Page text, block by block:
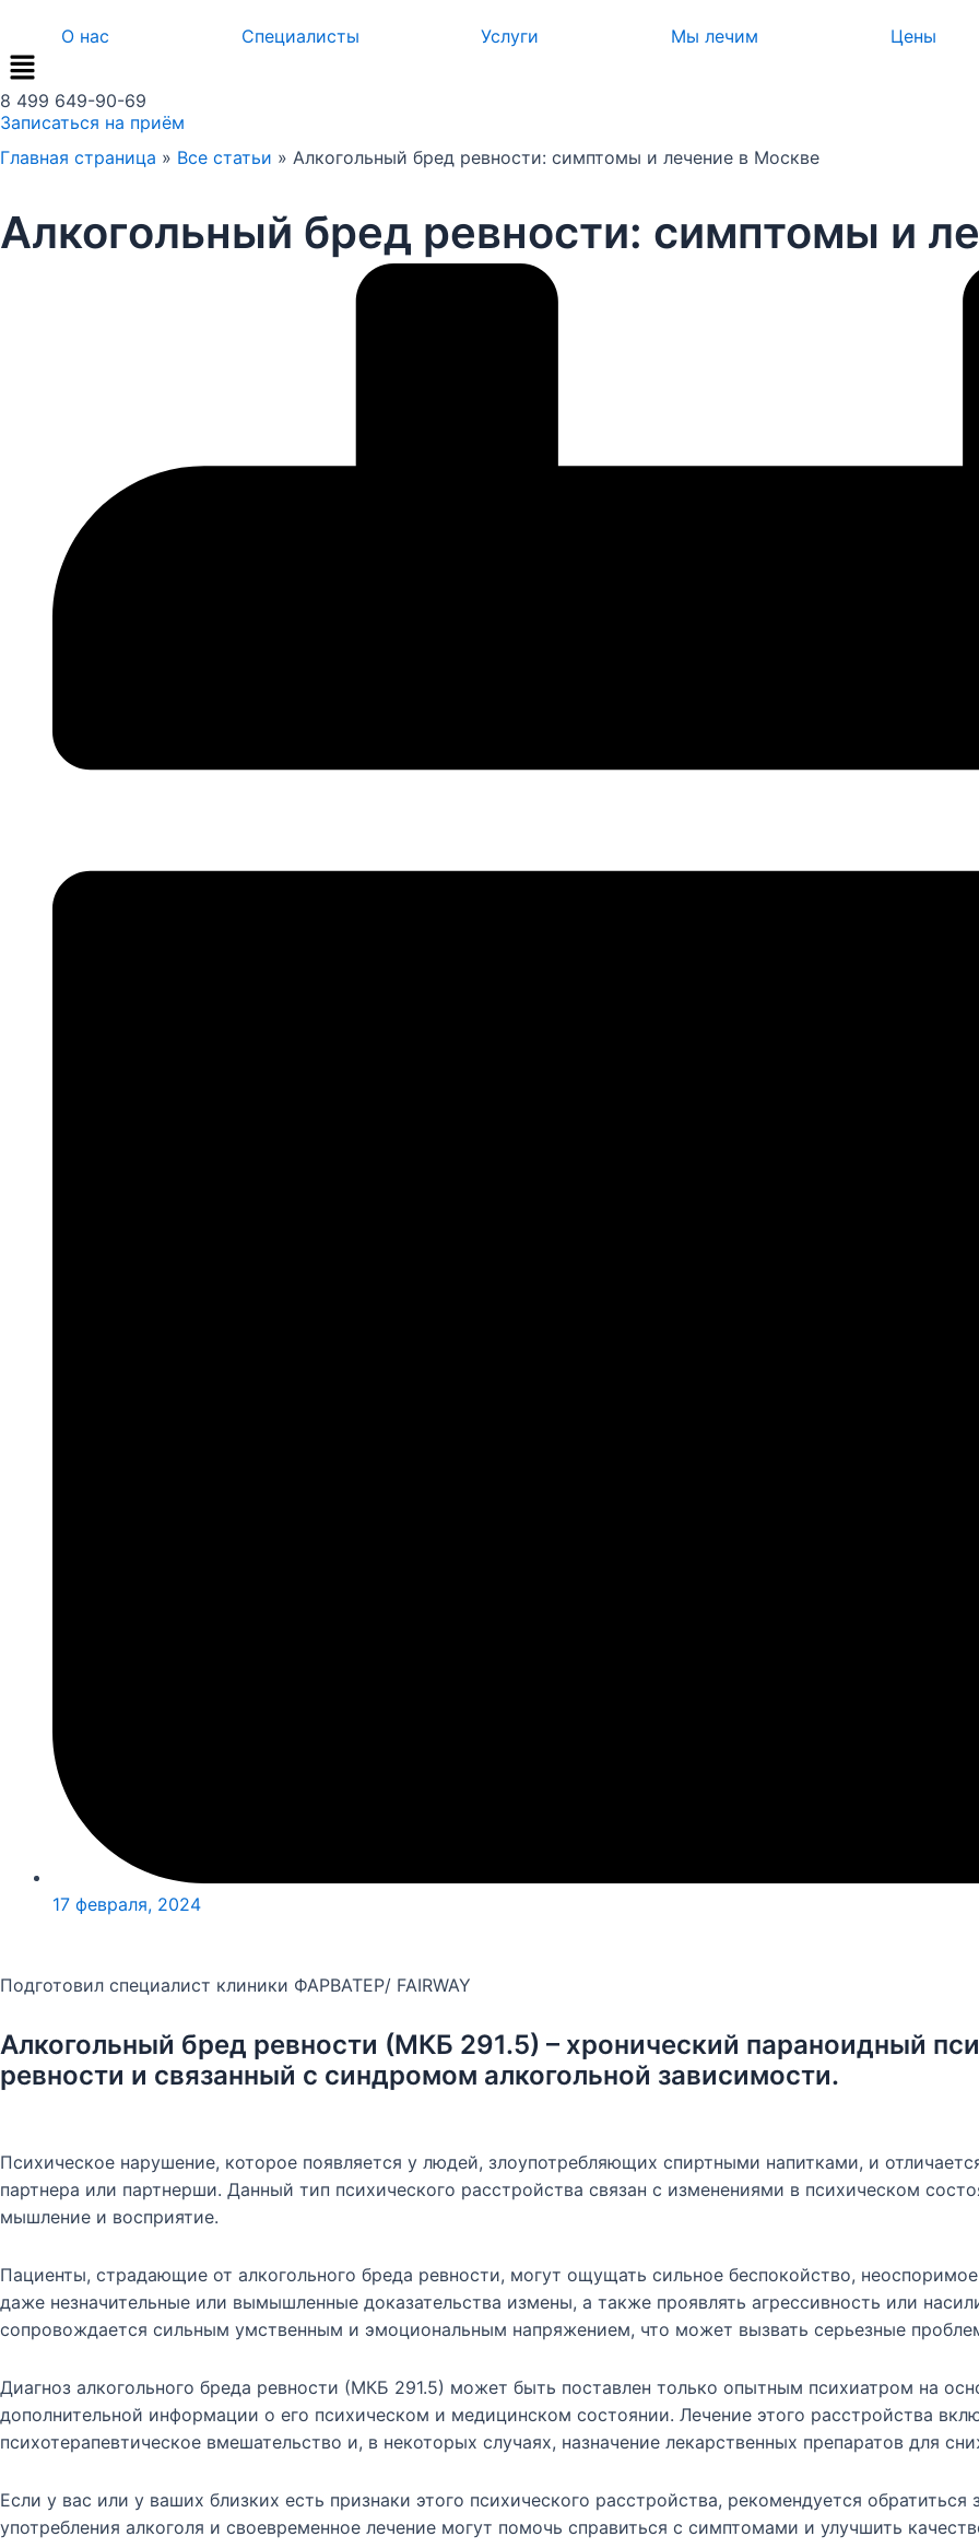
содержимому
О нас Специалисты Услуги Мы лечим Цены
8 499 649-90-69
Записаться на приём
Главная страница » Все статьи » Алкогольный бред ревности: симптомы и лечение в Москве
Алкогольный бред ревности: симптомы и
17 февраля, 2024
Подготовил специалист клиники ФАРВАТЕР/ FAIRWAY
Алкогольный бред ревности (МКБ 291.5) – хронический параноидный
ревности и связанный с синдромом алкогольной зависимости.
Психическое нарушение, которое появляется у людей, злоупотребляющих спиртными напитками, и
партнера или партнерши. Данный тип психического расстройства связан с изменениями в психическом
мышление и восприятие.
Пациенты, страдающие от алкогольного бреда ревности, могут ощущать сильное беспокойство,
даже незначительные или вымышленные доказательства измены, а также проявлять агрессивность или
сопровождается сильным умственным и эмоциональным напряжением, что может вызвать серьезные
Диагноз алкогольного бреда ревности (МКБ 291.5) может быть поставлен только опытным психиатром на
дополнительной информации о его психическом и медицинском состоянии. Лечение этого расстройства
психотерапевтическое вмешательство и, в некоторых случаях, назначение лекарственных препаратов для
Если у вас или у ваших близких есть признаки этого психического расстройства, рекомендуется
употребления алкоголя и своевременное лечение могут помочь справиться с симптомами и улучшить